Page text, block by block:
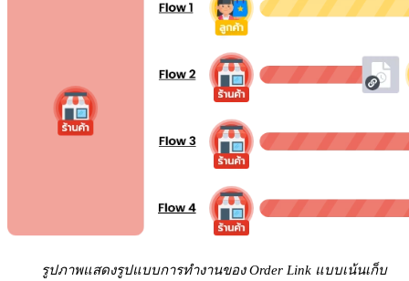
รูปภาพแสดงรูปแบบการทำงานของ Order Link แบบเน้นเก็บ